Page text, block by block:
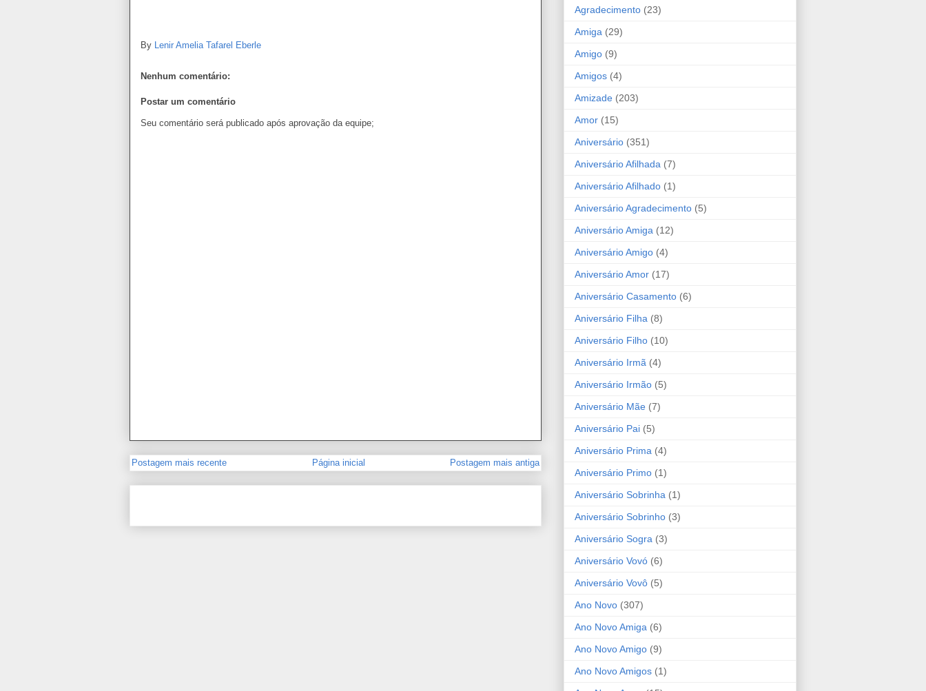
By Lenir Amelia Tafarel Eberle
Nenhum comentário:
Postar um comentário
Seu comentário será publicado após aprovação da equipe;
Postagem mais recente Postagem mais antiga
Página inicial
Agradecimento (23)
Amiga (29)
Amigo (9)
Amigos (4)
Amizade (203)
Amor (15)
Aniversário (351)
Aniversário Afilhada (7)
Aniversário Afilhado (1)
Aniversário Agradecimento (5)
Aniversário Amiga (12)
Aniversário Amigo (4)
Aniversário Amor (17)
Aniversário Casamento (6)
Aniversário Filha (8)
Aniversário Filho (10)
Aniversário Irmã (4)
Aniversário Irmão (5)
Aniversário Mãe (7)
Aniversário Pai (5)
Aniversário Prima (4)
Aniversário Primo (1)
Aniversário Sobrinha (1)
Aniversário Sobrinho (3)
Aniversário Sogra (3)
Aniversário Vovó (6)
Aniversário Vovô (5)
Ano Novo (307)
Ano Novo Amiga (6)
Ano Novo Amigo (9)
Ano Novo Amigos (1)